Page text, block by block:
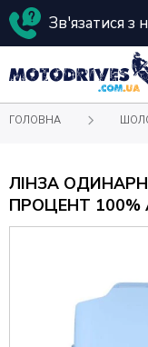
Зв'язатися з
ГОЛОВНА
ЛІНЗА
ПРОЦЕНТ 100%